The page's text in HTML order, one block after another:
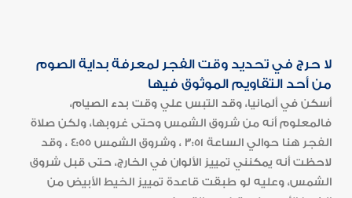
لا حرج في تحديد وقت الفجر لمعرفة بداية الصوم
من أحد التقاويم الموثوق فيها
أسكن في ألمانيا، وقد التبس علي وقت بدء الصيام،
فالمعلوم أنه من شروق الشمس وحتى غروبها، ولكن صلاة
الفجر هنا حوالي الساعة 3:51 ، وشروق الشمس 4:55 ، وقد
لاحظت أنه يمكنني تمييز الألوان في الخارج، حتى قبل شروق
الشمس، وعليه لو طبقت قاعدة تمييز الخيط الأبيض من